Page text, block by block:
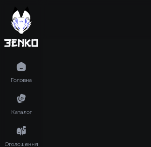
Головна
Каталог
Оголошення